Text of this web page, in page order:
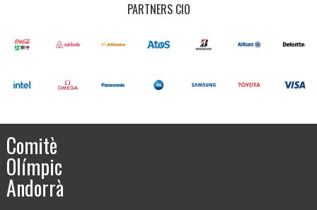
PARTNERS CIO
Comitè
Olímpic
Andorrà